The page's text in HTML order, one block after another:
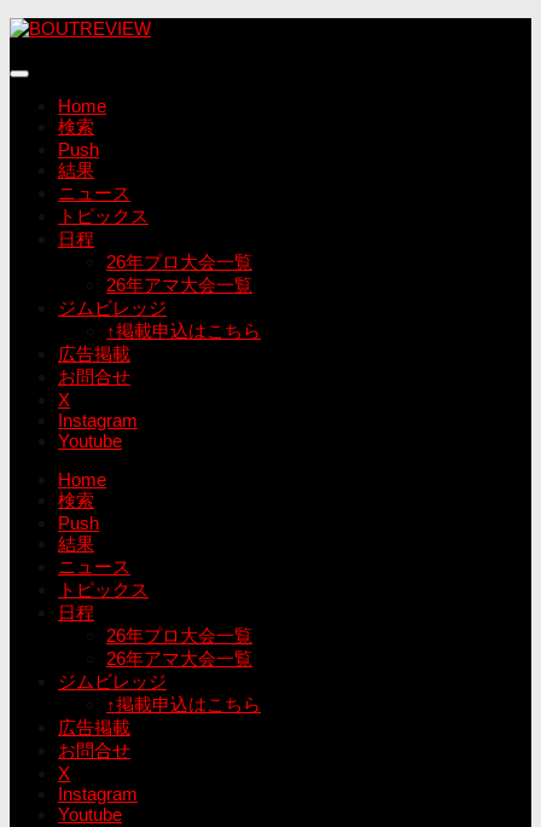
コ
テ
Home
検索
Push
結果
ニュース
トピックス
日程
26年プロ大会一覧
26年アマ大会一覧
ジムビレッジ
↑掲載申込はこちら
広告掲載
お問合せ
X
Instagram
Youtube
Home
検索
Push
結果
ニュース
トピックス
日程
26年プロ大会一覧
26年アマ大会一覧
ジムビレッジ
↑掲載申込はこちら
広告掲載
お問合せ
X
Instagram
Youtube